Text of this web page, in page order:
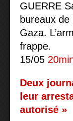
GUERRE
bureaux de
Gaza.
frappe.
15/05
Deux
leur
autorisé »